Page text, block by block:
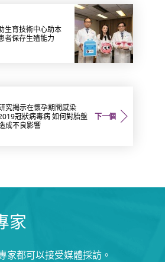
生育技術中心助本
者保存生殖能力
下一個
究揭示在懷孕期間感染
冠狀病毒病 如何對胎盤
成不良影響
家
家都可以接受媒體採訪。